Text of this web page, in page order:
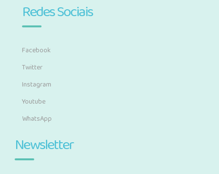
Redes Sociais
Facebook
Twitter
Instagram
Youtube
WhatsApp
Newsletter